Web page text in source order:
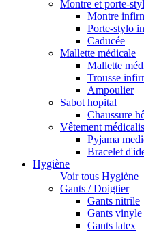
Montre et porte-
Montre
Porte-stylo
Caducée
Mallette médicale
Mallette
Trousse
Ampoulier
Sabot hopital
Chaussure
Vêtement
Pyjama
Bracelet
Hygiène
Voir tous Hygiène
Gants / Doigtier
Gants nitrile
Gants vinyle
Gants latex